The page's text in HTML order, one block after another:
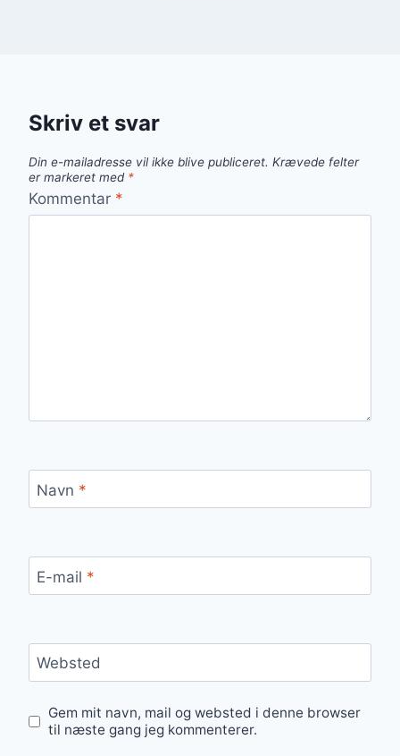
Skriv et svar
Din e-mailadresse vil ikke blive publiceret. Krævede felter
er markeret med *
Kommentar *
Navn *
E-mail *
Websted
Gem mit navn, mail og websted i denne browser
til næste gang jeg kommenterer.